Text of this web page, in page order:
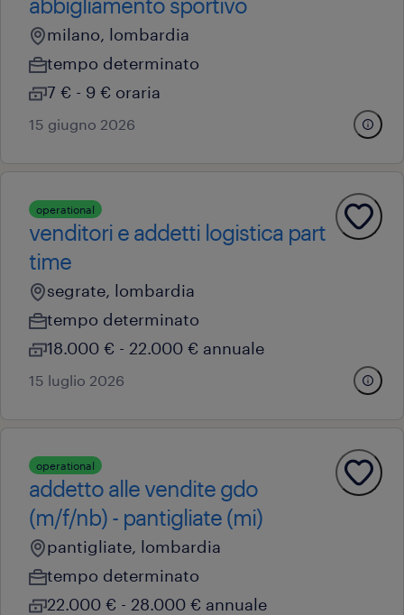
milano, lombardia
tempo determinato
7 € - 9 € oraria
15 giugno 2026
operational
venditori e addetti logistica part
time
segrate, lombardia
tempo determinato
18.000 € - 22.000 € annuale
15 luglio 2026
operational
addetto alle vendite gdo
(m/f/nb) - pantigliate (mi)
pantigliate, lombardia
tempo determinato
22.000 € - 28.000 € annuale